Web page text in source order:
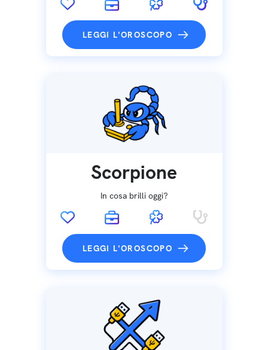
LEGGI L'OROSCOPO
Scorpione
In cosa brilli oggi?
LEGGI L'OROSCOPO